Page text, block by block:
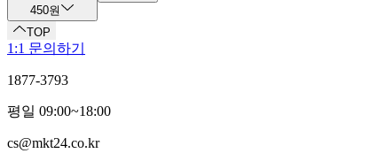
450원
TOP
1:1 문의하기
1877-3793
평일 09:00~18:00
cs@mkt24.co.kr